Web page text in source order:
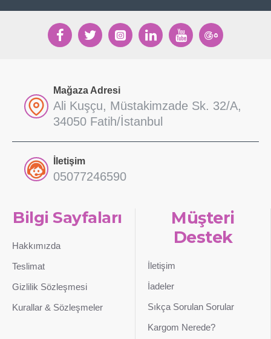
Mağaza Adresi
Ali Kuşçu, Müstakimzade Sk. 32/A,
34050 Fatih/İstanbul
İletişim
05077246590
Bilgi Sayfaları
Hakkımızda
Teslimat
Gizlilik Sözleşmesi
Kurallar & Sözleşmeler
Müşteri
Destek
İletişim
İadeler
Sıkça Sorulan Sorular
Kargom Nerede?